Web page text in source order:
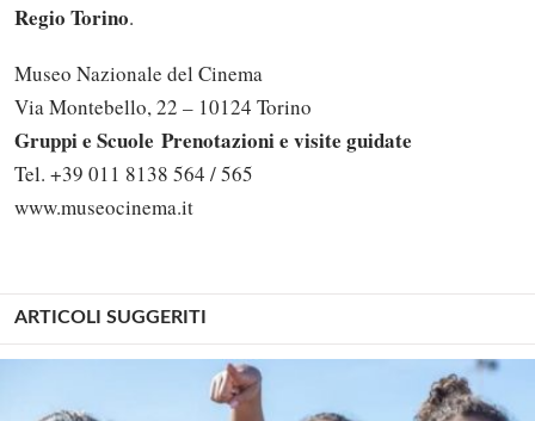
Regio Torino.
Museo Nazionale del Cinema
Via Montebello, 22 – 10124 Torino
Gruppi e Scuole Prenotazioni e visite guidate
Tel. +39 011 8138 564 / 565
www.museocinema.it
ARTICOLI SUGGERITI